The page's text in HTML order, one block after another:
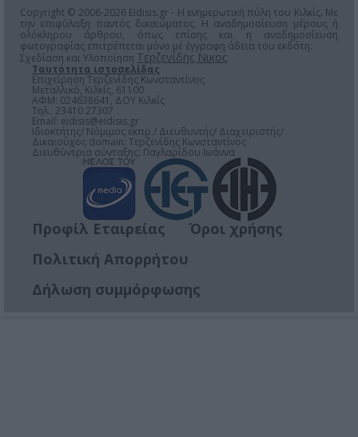
Copyright © 2006-2026 Eidisis.gr - Η ενημερωτική πύλη του Κιλκίς. Με
την επιφύλαξη παντός δικαιώματος. Η αναδημοσίευση μέρους ή
ολόκληρου άρθρου, όπως επίσης και η αναδημοσίευση
φωτογραφίας επιτρέπεται μόνο μέ έγγραφη άδεια του εκδότη.
Σχεδίαση και Υλοποίηση Τερζενίδης Νικος
Ταυτότητα ιστοσελίδας
Επιχείρηση Τερζενίδης Κωνσταντίνος
Μεταλλικό, Κιλκίς, 61100
ΑΦΜ: 024638641, ΔΟΥ Κιλκίς
Τηλ.: 23410 27307
Email: eidisis@eidisis.gr
Ιδιοκτήτης/ Νόμιμος εκπρ./ Διευθυντής/ Διαχειριστής/
Δικαιούχος domain: Τερζενίδης Κωνσταντίνος
Διευθύντρια σύνταξης: Παγλαρίδου Ιωάννα
Προφίλ Εταιρείας
Όροι χρήσης
Πολιτική Απορρήτου
Δήλωση συμμόρφωσης